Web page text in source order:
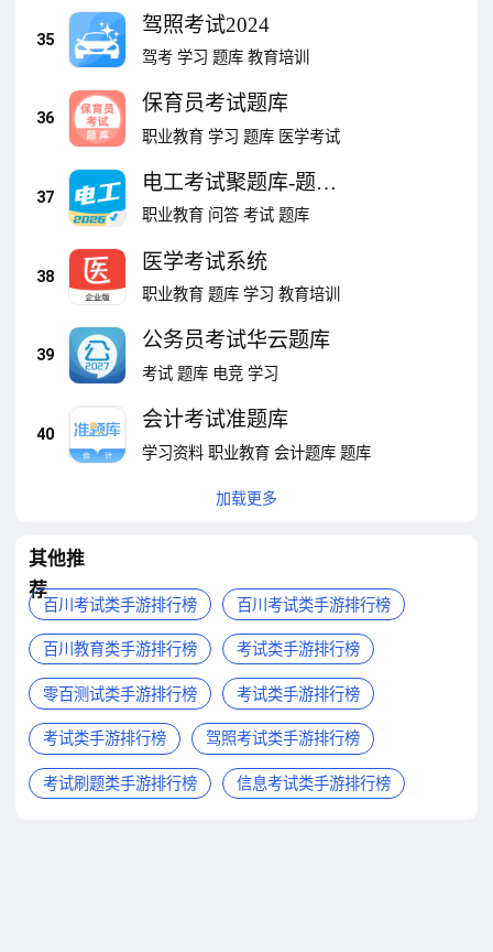
35
驾照考试2024
驾考 学习 题库 教育培训
36
保育员考试题库
职业教育 学习 题库 医学考试
37
电工考试聚题库-题库
全，备考快
职业教育 问答 考试 题库
38
医学考试系统
职业教育 题库 学习 教育培训
39
公务员考试华云题库
考试 题库 电竞 学习
40
会计考试准题库
学习资料 职业教育 会计题库 题库
加载更多
其他推
荐
百川考试类手游排行榜 百川考试类手游排行榜
百川教育类手游排行榜 考试类手游排行榜
零百测试类手游排行榜 考试类手游排行榜
考试类手游排行榜 驾照考试类手游排行榜
考试刷题类手游排行榜 信息考试类手游排行榜